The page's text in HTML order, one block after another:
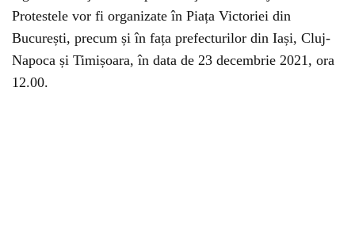
Protestele vor fi organizate în Piața Victoriei din
București, precum și în fața prefecturilor din Iași, Cluj-
Napoca și Timișoara, în data de 23 decembrie 2021, ora
12.00.